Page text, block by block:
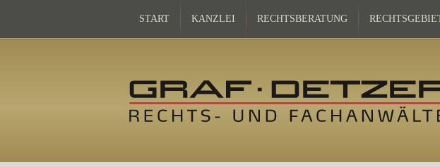
START KANZLEI RECHTSBERATUNG